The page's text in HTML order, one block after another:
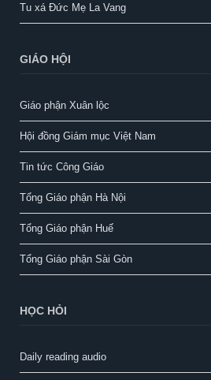
Tu xá Đức Mẹ La Vang
GIÁO HỘI
Giáo phận Xuân lộc
Hội đồng Giám mục Việt Nam
Tin tức Công Giáo
Tổng Giáo phận Hà Nội
Tổng Giáo phận Huế
Tổng Giáo phận Sài Gòn
HỌC HỎI
Daily reading audio